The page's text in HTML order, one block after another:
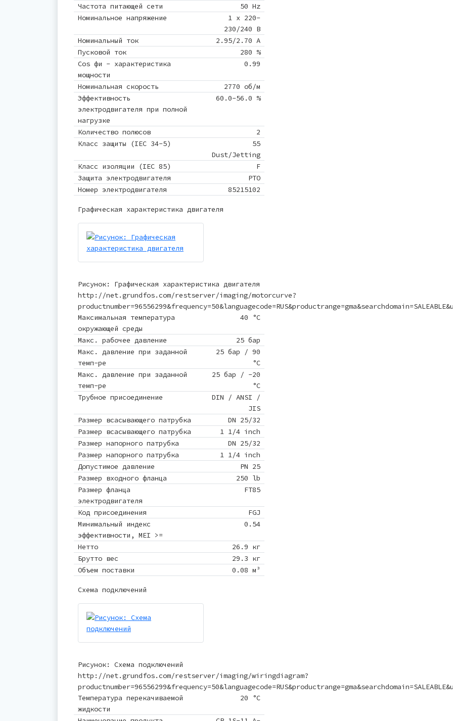
Частота питающей сети
50 Hz
Номинальное напряжение
1 x 220-
230/240 В
Номинальный ток
2.95/2.70 A
Пусковой ток
280 %
Cos фи - характеристика
мощности
0.99
Номинальная скорость
2770 об/м
Эффективность
электродвигателя при полной
нагрузке
60.0-56.0 %
Количество полюсов
2
Класс защиты (IEC 34-5)
55
Dust/Jetting
Класс изоляции (IEC 85)
F
Защита электродвигателя
PTO
Номер электродвигателя
85215102
Графическая характеристика двигателя
Рисунок: Графическая характеристика двигателя
http://net.grundfos.com/restserver/imaging/motorcurve?
Максимальная температура
окружающей среды
40 °C
Макс. рабочее давление
25 бар
Макс. давление при заданной
темп-ре
25 бар / 90
°C
Макс. давление при заданной
темп-ре
25 бар / -20
°C
Трубное присоединение
DIN / ANSI /
JIS
Размер всасывающего патрубка
DN 25/32
Размер всасывающего патрубка
1 1/4 inch
Размер напорного патрубка
DN 25/32
Размер напорного патрубка
1 1/4 inch
Допустимое давление
PN 25
Размер входного фланца
250 lb
Размер фланца
электродвигателя
FT85
Код присоединения
FGJ
Минимальный индекс
эффективности, MEI >=
0.54
Нетто
26.9 кг
Брутто вес
29.3 кг
Объем поставки
0.08 м³
Схема подключений
Рисунок: Схема подключений
http://net.grundfos.com/restserver/imaging/wiringdiagram?
Температура перекачиваемой
жидкости
20 °C